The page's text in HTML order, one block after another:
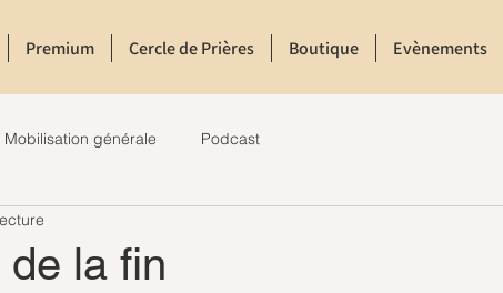
Premium Cercle de Prières Boutique Evènements
Mobilisation générale Podcast
de la fin